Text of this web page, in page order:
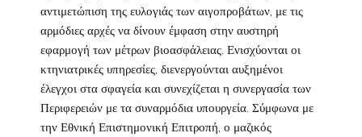
αντιμετώπιση της ευλογιάς των αιγοπροβάτων, με τις
αρμόδιες αρχές να δίνουν έμφαση στην αυστηρή
εφαρμογή των μέτρων βιοασφάλειας. Ενισχύονται οι
κτηνιατρικές υπηρεσίες, διενεργούνται αυξημένοι
έλεγχοι στα σφαγεία και συνεχίζεται η συνεργασία των
Περιφερειών με τα συναρμόδια υπουργεία. Σύμφωνα με
την Εθνική Επιστημονική Επιτροπή, ο μαζικός